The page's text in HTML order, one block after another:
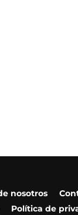
nosotros
Política de